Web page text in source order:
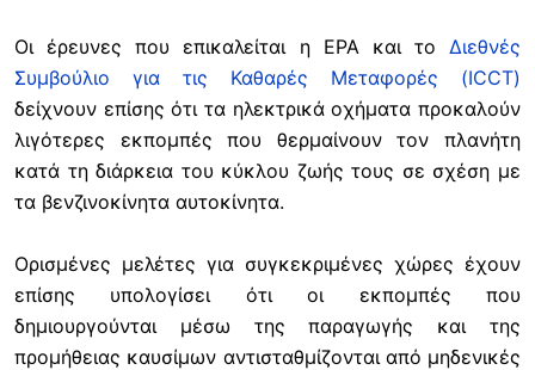
Οι έρευνες που επικαλείται η EPA και το Διεθνές
Συμβούλιο για τις Καθαρές Μεταφορές (ICCT)
δείχνουν επίσης ότι τα ηλεκτρικά οχήματα προκαλούν
λιγότερες εκπομπές που θερμαίνουν τον πλανήτη
κατά τη διάρκεια του κύκλου ζωής τους σε σχέση με
τα βενζινοκίνητα αυτοκίνητα.
Ορισμένες μελέτες για συγκεκριμένες χώρες έχουν
επίσης υπολογίσει ότι οι εκπομπές που
δημιουργούνται μέσω της παραγωγής και της
προμήθειας καυσίμων αντισταθμίζονται από μηδενικές